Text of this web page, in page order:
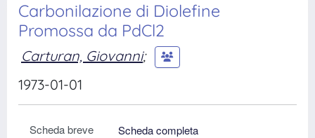
Carbonilazione di Diolefine
Promossa da PdCl2
Carturan, Giovanni;
1973-01-01
Scheda breve
Scheda completa